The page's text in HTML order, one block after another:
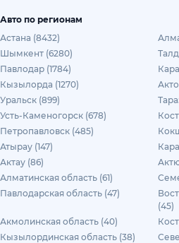
Авто по регионам
Астана (8432)
Шымкент (6280)
Павлодар (1784)
Кызылорда (1270)
Уральск (899)
Усть-Каменогорск (678)
Петропавловск (485)
Атырау (147)
Актау (86)
Алматинская область (61)
Павлодарская область (47)
(45)
Акмолинская область (40)
Кызылординская область (38)